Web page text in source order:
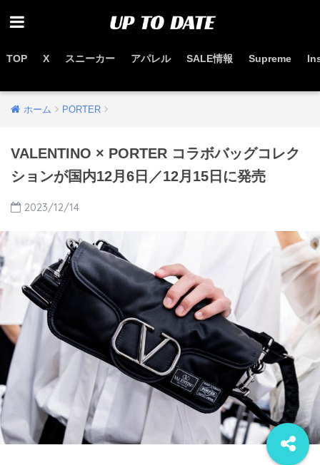
TOP X スニーカー アパレル SALE情報 Supreme
ホーム PORTER
VALENTINO × PORTER コラボバッグコレク
ションが国内12月6日／12月15日に発売
2023/12/14